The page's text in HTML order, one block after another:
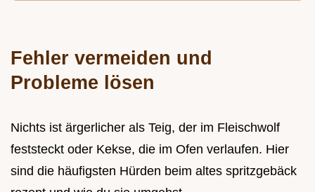
Fehler vermeiden und
Probleme lösen
Nichts ist ärgerlicher als Teig, der im Fleischwolf
feststeckt oder Kekse, die im Ofen verlaufen. Hier
sind die häufigsten Hürden beim altes spritzgebäck